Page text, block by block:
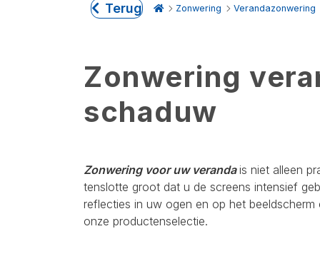
Terug Zonwering Verandazonwering
Zonwering
schaduw
Zonwering voor uw verandais niet alleen
tenslotte groot dat u de screens intensief
reflecties in uw ogen en op het
onze productenselectie.